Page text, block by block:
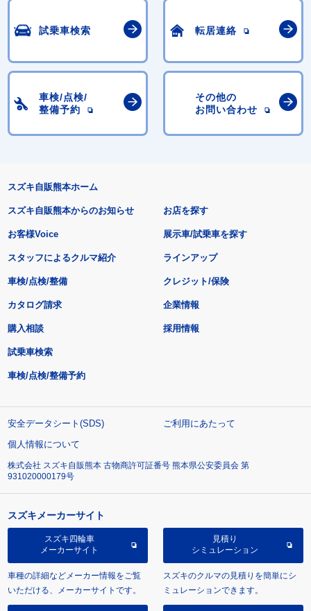
試乗車検索 転居連絡
車検/点検/
整備予約
その他の
お問い合わせ
スズキ自販熊本ホーム
スズキ自販熊本からのお知らせ
お客様Voice
スタッフによるクルマ紹介
お店を探す
展示車/試乗車を探す
ラインアップ
車検/点検/整備 クレジット/保険
カタログ請求
購入相談
試乗車検索
車検/点検/整備予約
企業情報
採用情報
安全データシート(SDS)
ご利用にあたって
個人情報について
株式会社 スズキ自販熊本 古物商許可証番号 熊本県公安委員会 第
931020000179号
スズキメーカーサイト
スズキ四輪車
メーカーサイト
車種の詳細などメーカー情報をご覧
いただける、メーカーサイトです。
見積り
シミュレーション
スズキのクルマの見積りを簡単にシ
ミュレーションできます。